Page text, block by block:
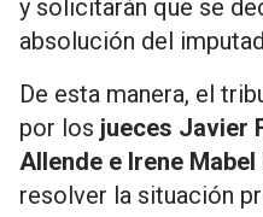
y solicitarán que se
absolución del
De esta manera, el
por los jueces Javier
Allende e Irene Mabel
resolver la situación